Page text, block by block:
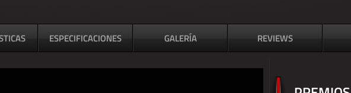
ESPECIFICACIONES GALERÍA REVIEWS